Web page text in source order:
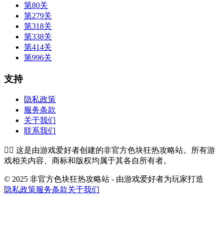
第80关
第279关
第318关
第338关
第414关
第996关
支持
隐私政策
服务条款
关于我们
联系我们
👉🏻 这是由游戏爱好者创建的非官方色块狂热攻略站。所有游
戏相关内容、商标和版权均属于其各自所有者。
© 2025 非官方色块狂热攻略站 - 由游戏爱好者为玩家打造
隐私政策服务条款关于我们